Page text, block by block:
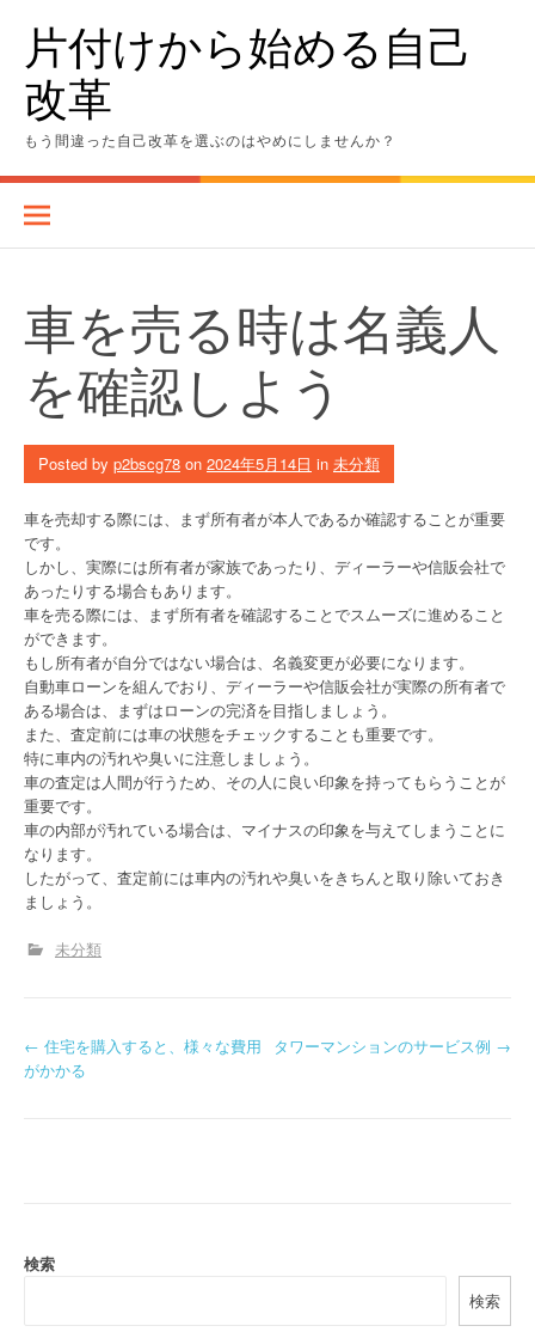
content片付けから始める自己
改革
もう間違った自己改革を選ぶのはやめにしませんか？
車を売る時は名義人
を確認しよう
Posted by p2bscg78 on 2024年5月14日 in 未分類
車を売却する際には、まず所有者が本人であるか確認することが重要
です。
しかし、実際には所有者が家族であったり、ディーラーや信販会社で
あったりする場合もあります。
車を売る際には、まず所有者を確認することでスムーズに進めること
ができます。
もし所有者が自分ではない場合は、名義変更が必要になります。
自動車ローンを組んでおり、ディーラーや信販会社が実際の所有者で
ある場合は、まずはローンの完済を目指しましょう。
また、査定前には車の状態をチェックすることも重要です。
特に車内の汚れや臭いに注意しましょう。
車の査定は人間が行うため、その人に良い印象を持ってもらうことが
重要です。
車の内部が汚れている場合は、マイナスの印象を与えてしまうことに
なります。
したがって、査定前には車内の汚れや臭いをきちんと取り除いておき
ましょう。
未分類
P
a
← 住宅を購入すると、様々な費用
がかかる
タワーマンションのサービス例 →
検索
検索